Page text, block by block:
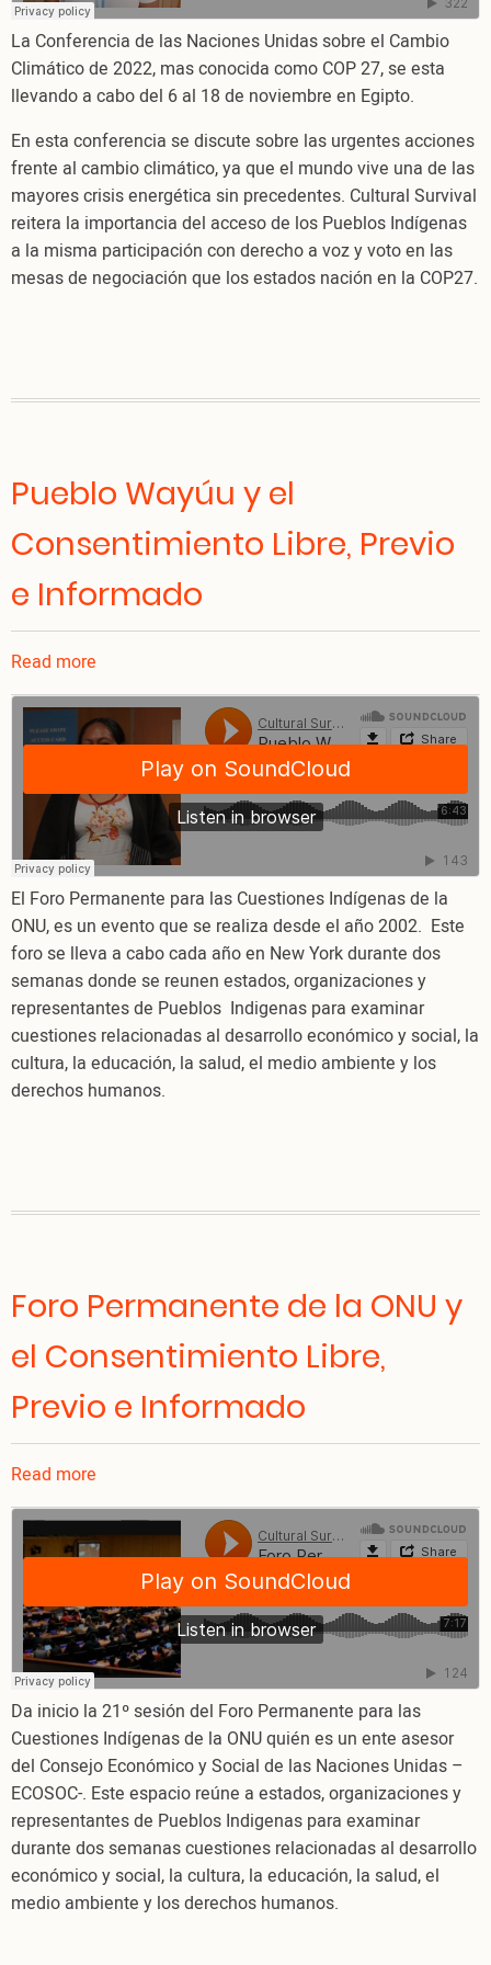
vida
de
los
pueblos
Indígenas?
La Conferencia de las Naciones Unidas sobre el Cambio
Climático de 2022, mas conocida como COP 27, se esta
llevando a cabo del 6 al 18 de noviembre en Egipto.
En esta conferencia se discute sobre las urgentes acciones
frente al cambio climático, ya que el mundo vive una de las
mayores crisis energética sin precedentes. Cultural Survival
reitera la importancia del acceso de los Pueblos Indígenas
a la misma participación con derecho a voz y voto en las
mesas de negociación que los estados nación en la COP27.
Pueblo Wayúu y el
Consentimiento Libre, Previo
e Informado
Read more
Pueblo
Wayúu
y
Consentimiento
Libre,
Previo
e
Informado
El Foro Permanente para las Cuestiones Indígenas de la
ONU, es un evento que se realiza desde el año 2002. Este
foro se lleva a cabo cada año en New York durante dos
semanas donde se reunen estados, organizaciones y
representantes de Pueblos Indigenas para examinar
cuestiones relacionadas al desarrollo económico y social, la
cultura, la educación, la salud, el medio ambiente y los
derechos humanos.
Foro Permanente de la ONU y
el Consentimiento Libre,
Previo e Informado
Read more
Foro
Permanente
de
ONU
y
el
Consentimiento
Libre,
Previo
e
Informado
Da inicio la 21º sesión del Foro Permanente para las
Cuestiones Indígenas de la ONU quién es un ente asesor
del Consejo Económico y Social de las Naciones Unidas –
ECOSOC-. Este espacio reúne a estados, organizaciones y
representantes de Pueblos Indigenas para examinar
durante dos semanas cuestiones relacionadas al desarrollo
económico y social, la cultura, la educación, la salud, el
medio ambiente y los derechos humanos.